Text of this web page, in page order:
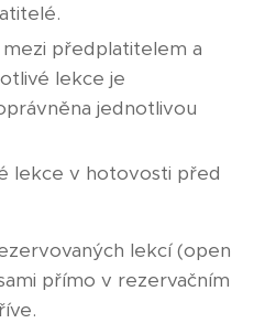
předplatitelem a
lekce je
jednotlivou
lekce v hotovosti před
lekcí (open
přímo v rezervačním